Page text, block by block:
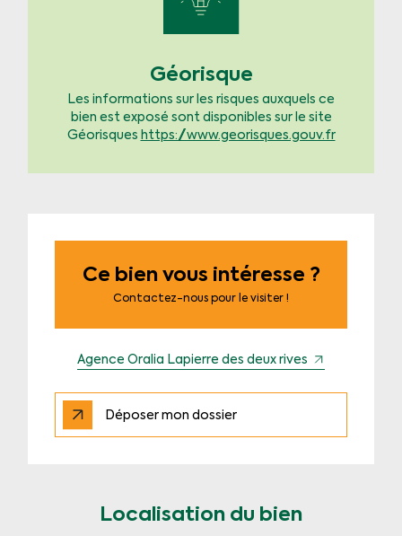
Géorisque
Les informations sur les risques auxquels ce
bien est exposé sont disponibles sur le site
Géorisques https://www.georisques.gouv.fr
Ce bien vous intéresse ?
Contactez-nous pour le visiter !
Agence Oralia Lapierre des deux rives
Déposer mon dossier
Localisation du bien